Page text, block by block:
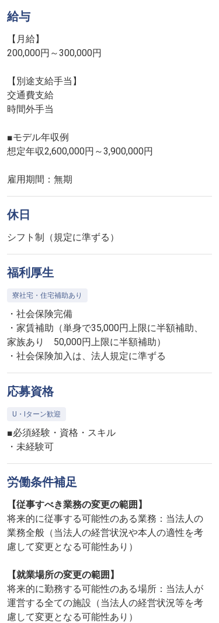
給与
【月給】
200,000円～300,000円
【別途支給手当】
交通費支給
時間外手当
■モデル年収例
想定年収2,600,000円～3,900,000円
雇用期間：無期
休日
シフト制（規定に準ずる）
福利厚生
寮社宅・住宅補助あり
・社会保険完備
・家賃補助（単身で35,000円上限に半額補助、
家族あり 50,000円上限に半額補助）
・社会保険加入は、法人規定に準ずる
応募資格
U・Iターン歓迎
■必須経験・資格・スキル
・未経験可
労働条件補足
【従事すべき業務の変更の範囲】
将来的に従事する可能性のある業務：当法人の
業務全般（当法人の経営状況や本人の適性を考
慮して変更となる可能性あり）
【就業場所の変更の範囲】
将来的に勤務する可能性のある場所：当法人が
運営する全ての施設（当法人の経営状況等を考
慮して変更となる可能性あり）